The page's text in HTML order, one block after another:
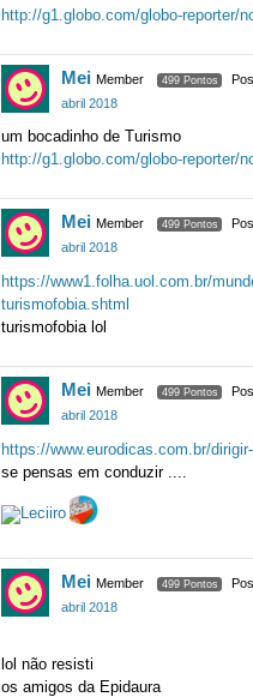
http://g1.globo.com/globo-reporter/
Mei Member 499 Pontos
abril 2018
um bocadinho de Turismo
http://g1.globo.com/globo-reporter/
Mei Member 499 Pontos
abril 2018
https://www1.folha.uol.com.br/
turismofobia.shtml
turismofobia lol
Mei Member 499 Pontos
abril 2018
https://www.eurodicas.com.br/
se pensas em conduzir ....
Mei Member 499 Pontos
abril 2018
lol não resisti
os amigos da Epidaura